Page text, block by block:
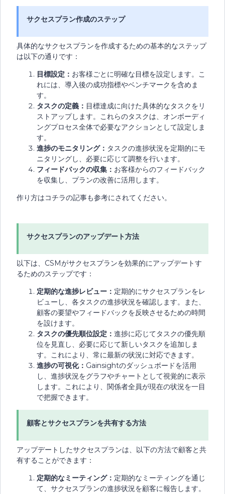
サクセスプラン作成のステップ
具体的なサクセスプランを作成するための基本的なステップ
は以下の通りです：
目標設定： お客様ごとに明確な目標を設定します。こ
れには、導入後の成功指標やベンチマークを含めま
す。
タスクの定義： 目標達成に向けた具体的なタスクをリ
ストアップします。これらのタスクは、オンボーディ
ングプロセス全体で必要なアクションとして設定しま
す。
進捗のモニタリング： タスクの進捗状況を定期的にモ
ニタリングし、必要に応じて調整を行います。
フィードバックの収集： お客様からのフィードバック
を収集し、プランの改善に活用します。
作り方はコチラの記事も参考にされてください。
サクセスプランのアップデート方法
以下は、CSMがサクセスプランを効果的にアップデートす
るためのステップです：
定期的な進捗レビュー： 定期的にサクセスプランをレ
ビューし、各タスクの進捗状況を確認します。また、
顧客の要望やフィードバックを反映させるための時間
を設けます。
タスクの優先順位設定： 進捗に応じてタスクの優先順
位を見直し、必要に応じて新しいタスクを追加しま
す。これにより、常に最新の状況に対応できます。
進捗の可視化： Gainsightのダッシュボードを活用
し、進捗状況をグラフやチャートとして視覚的に表示
します。これにより、関係者全員が現在の状況を一目
で把握できます。
顧客とサクセスプランを共有する方法
アップデートしたサクセスプランは、以下の方法で顧客と共
有することができます：
定期的なミーティング： 定期的なミーティングを通じ
て、サクセスプランの進捗状況を顧客に報告します。